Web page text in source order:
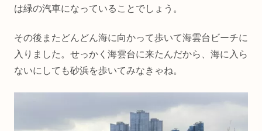
は緑の汽車になっていることでしょう。
その後またどんどん海に向かって歩いて海雲台ビーチに
入りました。せっかく海雲台に来たんだから、海に入ら
ないにしても砂浜を歩いてみなきゃね。